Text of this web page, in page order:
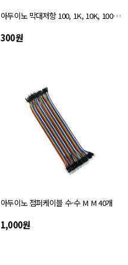
아두이노 막대저항 100, 1K, 10K, 100K 10개 묶음
300원
아두이노 점퍼케이블 수-수 M M 40개
1,000원